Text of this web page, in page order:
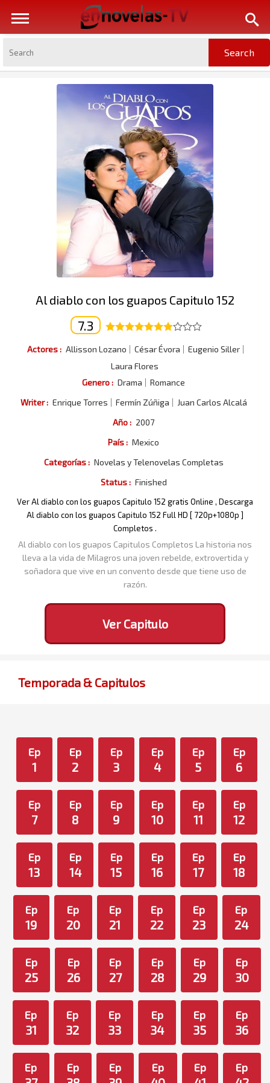
Al diablo con los guapos Capitulo 152
7.3
Actores : Allisson Lozano César Évora
Eugenio Siller
Laura Flores
Genero : Drama
Romance
Writer : Enrique Torres Fermín Zúñiga
Juan Carlos Alcalá
Año : 2007
País : Mexico
Categorías : Novelas y Telenovelas Completas
Status : Finished
Ver Al diablo con los guapos Capitulo 152 gratis Online , Descarga
Al diablo con los guapos Capitulo 152 Full HD [ 720p+1080p ]
Completos .
Al diablo con los guapos Capitulos Completos La historia nos
lleva a la vida de Milagros una joven rebelde, extrovertida y
soñadora que vive en un convento desde que tiene uso de
razón.
Ver Capitulo
Temporada & Capitulos
Ep
1
Ep
2
Ep
3
Ep
4
Ep
5
Ep
6
Ep
7
Ep
8
Ep
9
Ep
10
Ep
11
Ep
12
Ep
13
Ep
14
Ep
15
Ep
16
Ep
17
Ep
18
Ep
19
Ep
20
Ep
21
Ep
22
Ep
23
Ep
24
Ep
25
Ep
26
Ep
27
Ep
28
Ep
29
Ep
30
Ep
31
Ep
32
Ep
33
Ep
34
Ep
35
Ep
36
Ep Ep Ep Ep Ep Ep